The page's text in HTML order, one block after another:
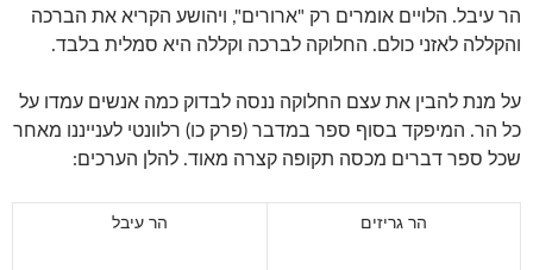
הר עיבל. הלויים אומרים רק "ארורים", ויהושע הקריא את הברכה
והקללה לאזני כולם. החלוקה לברכה וקללה היא סמלית בלבד.
על מנת להבין את עצם החלוקה ננסה לבדוק כמה אנשים עמדו על
כל הר. המיפקד בסוף ספר במדבר (פרק כו) רלוונטי לענייננו מאחר
שכל ספר דברים מכסה תקופה קצרה מאוד. להלן הערכים:
הר גריזים הר עיבל